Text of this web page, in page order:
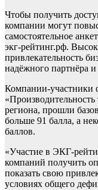
Чтобы получить
компании могут
самостоятельное
экг-рейтинг.рф.
привлекательность
надёжного партнёра и
Компании-участники
региона, прошли
больше 91 балла, а
баллов.
«Участие в ЭКГ-
компаний получить
показать свою
условиях общего